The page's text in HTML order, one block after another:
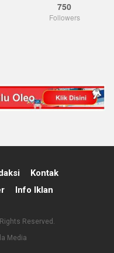
750
Followers
Kontak
Info Iklan
Reserved.
Media